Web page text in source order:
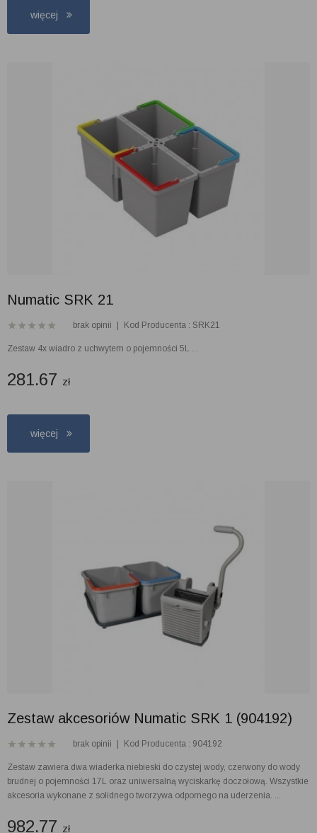
więcej
Numatic SRK 21
brak opinii Kod Producenta : SRK21
Zestaw 4x wiadro z uchwytem o pojemności 5L ...
281.67 zł
więcej
Zestaw akcesoriów Numatic SRK 1 (904192)
brak opinii Kod Producenta : 904192
Zestaw zawiera dwa wiaderka niebieski do czystej wody, czerwony do wody
brudnej o pojemności 17L oraz uniwersalną wyciskarkę doczołową. Wszystkie
akcesoria wykonane z solidnego tworzywa odpornego na uderzenia. ...
982.77 zł